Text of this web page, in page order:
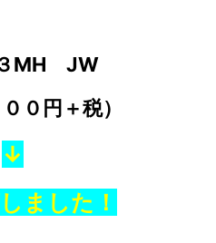
MH JW
０円＋税）
↓
ました！